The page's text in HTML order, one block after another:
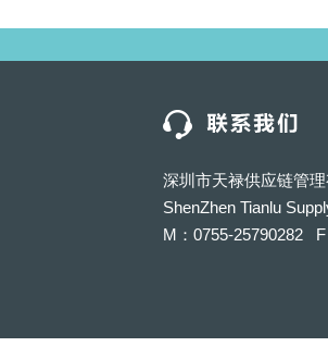
深圳市天禄供应链管
ShenZhen Tianlu
M：0755-25790282 F